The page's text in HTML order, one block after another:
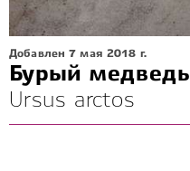
Добавлен 7 мая 2018 г.
Бурый медведь
Ursus arctos